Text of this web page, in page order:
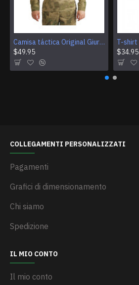
Camisa táctica Original Giurz M1, camisa de manga larga de combate de barras profesionales, equipo de entrenamiento de camuflaje Moss
$49.95
$34.95
COLLEGAMENTI PERSONALIZZATI
Pagamenti
Grafici di dimensionamento
Chi siamo
Spedizione
IL MIO CONTO
Il mio conto